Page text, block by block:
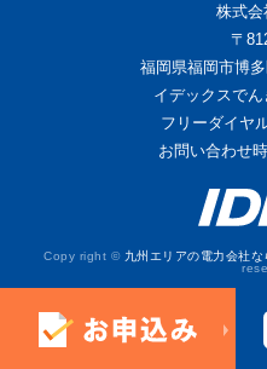
株式会
〒
福岡県福岡市博
イデックスで
フリーダイヤ
お問い合わせ
Copy right © 九州エリアの電力会社